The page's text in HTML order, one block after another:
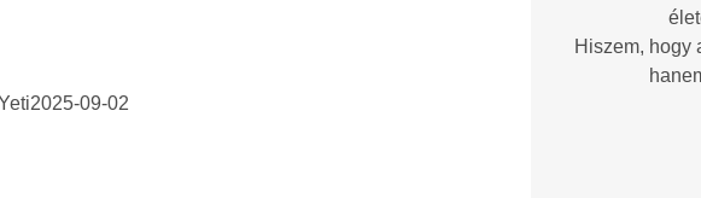
2025-09-02
Hiszem, hogy